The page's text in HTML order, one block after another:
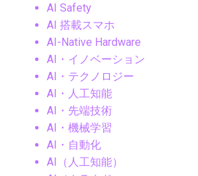
AI Safety
AI 搭載スマホ
AI-Native Hardware
AI・イノベーション
AI・テクノロジー
AI・人工知能
AI・先端技術
AI・機械学習
AI・自動化
AI（人工知能）